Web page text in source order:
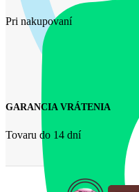
Pri nakupovaní
GARANCIA VRÁTENIA
Tovaru do 14 dní